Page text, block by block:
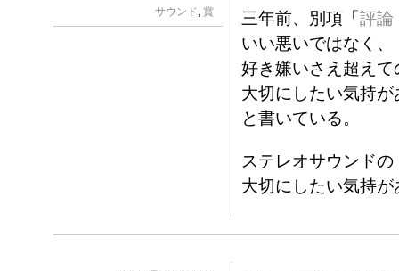
サウンド, 賞 三年前、別項「 評論
いい悪いではなく、
好き嫌いさえ超えて
大切にしたい気持
と書いている。
ステレオサウンド
大切にしたい気持